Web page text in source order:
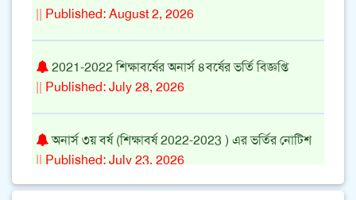
|| Published: August 2, 2026
2021-2022 শিক্ষাবর্ষের অনার্স ৪বর্ষের ভর্তি বিজ্ঞপ্তি
|| Published: July 28, 2026
অনার্স ৩য় বর্ষ (শিক্ষাবর্ষ 2022-2023 ) এর ভর্তির নোটিশ
|| Published: July 23, 2026